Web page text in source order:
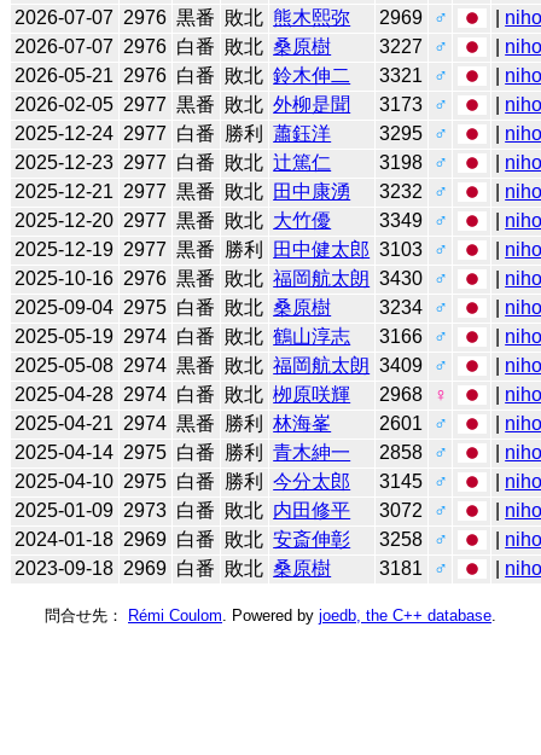
2026-07-07 2976 黒番 敗北 熊木熙弥 2969 ♂
2026-07-07 2976 白番 敗北 桑原樹 3227 ♂
2026-05-21 2976 白番 敗北 鈴木伸二 3321 ♂
2026-02-05 2977 黒番 敗北 外柳是聞 3173 ♂
2025-12-24 2977 白番 勝利 蕭鈺洋 3295 ♂
2025-12-23 2977 白番 敗北 辻󠄀篤仁 3198 ♂
2025-12-21 2977 黒番 敗北 田中康湧 3232 ♂
2025-12-20 2977 黒番 敗北 大竹優 3349 ♂
2025-12-19 2977 黒番 勝利 田中健太郎 3103 ♂
2025-10-16 2976 黒番 敗北 福岡航太朗 3430 ♂
2025-09-04 2975 白番 敗北 桑原樹 3234 ♂
2025-05-19 2974 白番 敗北 鶴山淳志 3166 ♂
2025-05-08 2974 黒番 敗北 福岡航太朗 3409 ♂
2025-04-28 2974 白番 敗北 栁原咲輝 2968 ♀
2025-04-21 2974 黒番 勝利 林海峯 2601 ♂
2025-04-14 2975 白番 勝利 青木紳一 2858 ♂
2025-04-10 2975 白番 勝利 今分太郎 3145 ♂
2025-01-09 2973 白番 敗北 内田修平 3072 ♂
2024-01-18 2969 白番 敗北 安斎伸彰 3258 ♂
2023-09-18 2969 白番 敗北 桑原樹 3181 ♂
問合せ先： Rémi Coulom . Powered by joedb, the C++ database